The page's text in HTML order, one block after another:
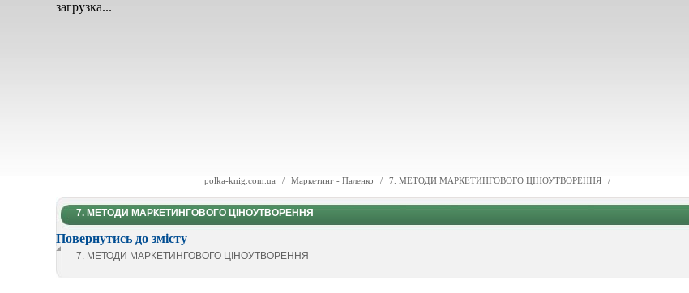
загрузка...
polka-knig.com.ua / Маркетинг - Паленко / 7. МЕТОДИ МАРКЕТИНГОВОГО ЦІНОУТВОРЕННЯ /
7. МЕТОДИ МАРКЕТИНГОВОГО ЦІНОУТВОРЕННЯ
Повернутись до змісту
7. МЕТОДИ МАРКЕТИНГОВОГО ЦІНОУТВОРЕННЯ